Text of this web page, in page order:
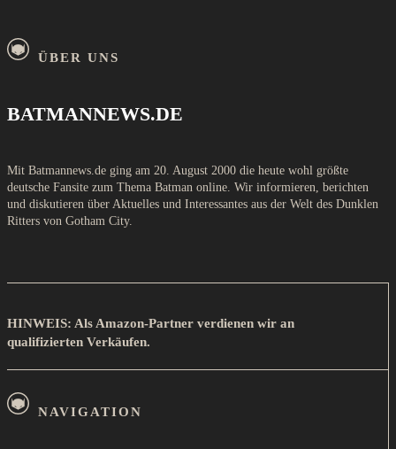
ÜBER UNS
BATMANNEWS.DE
Mit Batmannews.de ging am 20. August 2000 die heute wohl größte
deutsche Fansite zum Thema Batman online. Wir informieren, berichten
und diskutieren über Aktuelles und Interessantes aus der Welt des Dunklen
Ritters von Gotham City.
HINWEIS: Als Amazon-Partner verdienen wir an
qualifizierten Verkäufen.
NAVIGATION